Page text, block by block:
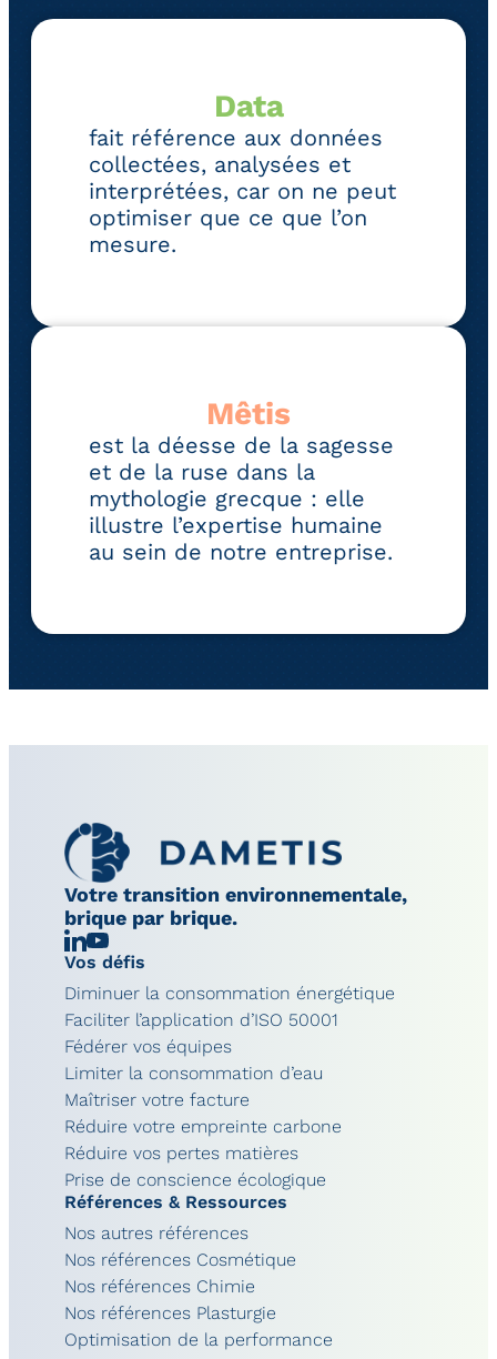
Data
fait référence aux données
collectées, analysées et
interprétées, car on ne peut
optimiser que ce que l’on
mesure.
Mêtis
est la déesse de la sagesse
et de la ruse dans la
mythologie grecque : elle
illustre l’expertise humaine
au sein de notre entreprise.
Votre transition environnementale,
brique par brique.
Linkedin
Chaîne
YouTube
Vos défis
Diminuer la consommation énergétique
Faciliter l’application d’ISO 50001
Fédérer vos équipes
Limiter la consommation d’eau
Maîtriser votre facture
Réduire votre empreinte carbone
Réduire vos pertes matières
Prise de conscience écologique
Références & Ressources
Nos autres références
Nos références Cosmétique
Nos références Chimie
Nos références Plasturgie
Optimisation de la performance